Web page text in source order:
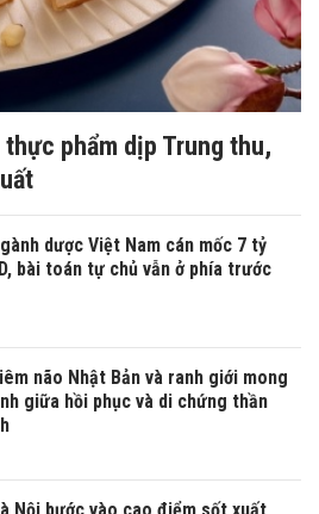
thực phẩm dịp Trung thu,
dược Việt Nam cán mốc 7 tỷ
bài toán tự chủ vẫn ở phía trước
não Nhật Bản và ranh giới mong
giữa hồi phục và di chứng thần